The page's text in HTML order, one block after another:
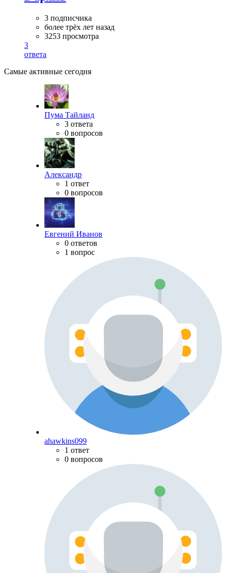
3 подписчика
более трёх лет назад
3253 просмотра
3
ответа
Самые активные сегодня
Пума Тайланд
3 ответа
0 вопросов
Александр
1 ответ
0 вопросов
Евгений Иванов
0 ответов
1 вопрос
ahawkins099
1 ответ
0 вопросов